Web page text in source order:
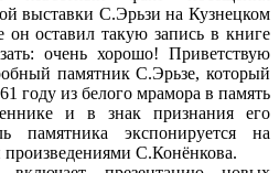
выставки С.Эрьзи на Кузнецком
оставил такую запись в книге
очень хорошо! Приветствую
памятник С.Эрьзе, который
году из белого мрамора в память
и в знак признания его
памятника экспонируется на
произведениями С.Конёнкова.